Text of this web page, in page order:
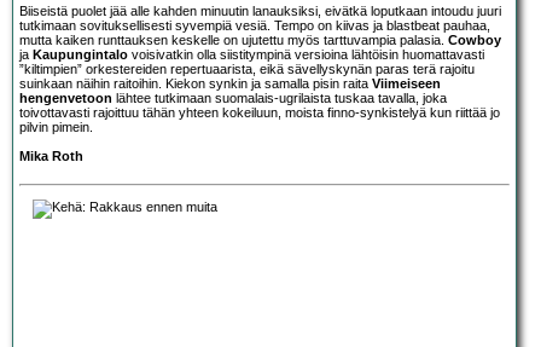
Biiseistä puolet jää alle kahden minuutin lanauksiksi, eivätkä loputkaan intoudu juuri
tutkimaan sovituksellisesti syvempiä vesiä. Tempo on kiivas ja blastbeat pauhaa,
mutta kaiken runttauksen keskelle on ujutettu myös tarttuvampia palasia. Cowboy
ja Kaupungintalo voisivatkin olla siistitympinä versioina lähtöisin huomattavasti
”kiltimpien” orkestereiden repertuaarista, eikä sävellyskynän paras terä rajoitu
suinkaan näihin raitoihin. Kiekon synkin ja samalla pisin raita Viimeiseen
hengenvetoon lähtee tutkimaan suomalais-ugrilaista tuskaa tavalla, joka
toivottavasti rajoittuu tähän yhteen kokeiluun, moista finno-synkistelyä kun riittää jo
pilvin pimein.
Mika Roth